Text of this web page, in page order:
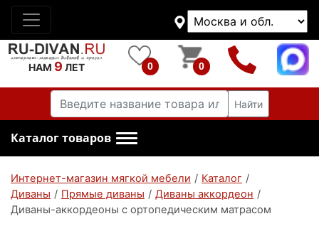
НАМ 9 ЛЕТ 0 0
Найти
Каталог товаров
Интернет-магазин мягкой мебели / Каталог /
Диваны / Прямые диваны / Диваны аккордеон /
Диваны-аккордеоны с ортопедическим матрасом